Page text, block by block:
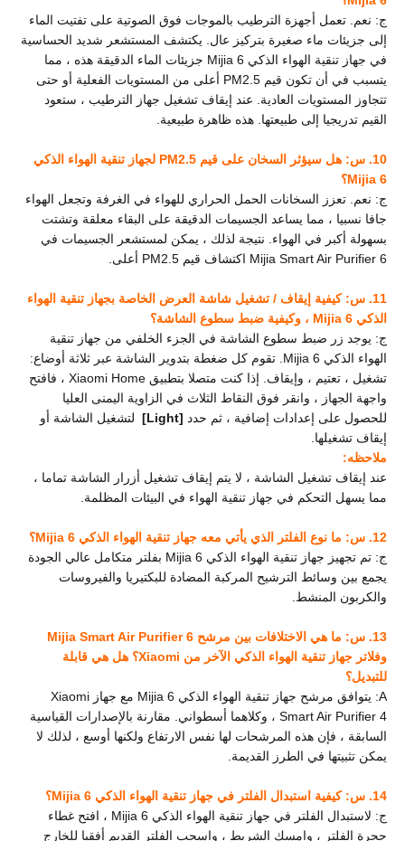
ج: نعم. تعمل أجهزة الترطيب بالموجات فوق الصوتية على تفتيت الماء
إلى جزيئات ماء صغيرة بتركيز عال. يكتشف المستشعر شديد الحساسية
في جهاز تنقية الهواء الذكي Mijia 6 جزيئات الماء الدقيقة هذه ، مما
يتسبب في أن تكون قيم PM2.5 أعلى من المستويات الفعلية أو حتى
تتجاوز المستويات العادية. عند إيقاف تشغيل جهاز الترطيب ، ستعود
القيم تدريجيا إلى طبيعتها. هذه ظاهرة طبيعية.
10. س: هل سيؤثر السخان على قيم PM2.5 لجهاز تنقية الهواء الذكي
Mijia 6؟
ج: نعم. تعزز السخانات الحمل الحراري للهواء في الغرفة وتجعل الهواء
جافا نسبيا ، مما يساعد الجسيمات الدقيقة على البقاء معلقة وتشتت
بسهولة أكبر في الهواء. نتيجة لذلك ، يمكن لمستشعر الجسيمات في
Mijia Smart Air Purifier 6 اكتشاف قيم PM2.5 أعلى.
11. س: كيفية إيقاف / تشغيل شاشة العرض الخاصة بجهاز تنقية الهواء
الذكي Mijia 6 ، وكيفية ضبط سطوع الشاشة؟
ج: يوجد زر ضبط سطوع الشاشة في الجزء الخلفي من جهاز تنقية
الهواء الذكي Mijia 6. تقوم كل ضغطة بتدوير الشاشة عبر ثلاثة أوضاع:
تشغيل ، تعتيم ، وإيقاف. إذا كنت متصلا بتطبيق Xiaomi Home ، فافتح
واجهة الجهاز ، وانقر فوق النقاط الثلاث في الزاوية اليمنى العليا
للحصول على إعدادات إضافية ، ثم حدد [
Light
] لتشغيل الشاشة أو
إيقاف تشغيلها.
ملاحظه:
عند إيقاف تشغيل الشاشة ، لا يتم إيقاف تشغيل أزرار الشاشة تماما ،
مما يسهل التحكم في جهاز تنقية الهواء في البيئات المظلمة.
12. س: ما نوع الفلتر الذي يأتي معه جهاز تنقية الهواء الذكي Mijia 6؟
ج: تم تجهيز جهاز تنقية الهواء الذكي Mijia 6 بفلتر متكامل عالي الجودة
يجمع بين وسائط الترشيح المركبة المضادة للبكتيريا والفيروسات
والكربون المنشط.
13. س: ما هي الاختلافات بين مرشح Mijia Smart Air Purifier 6
وفلاتر جهاز تنقية الهواء الذكي الآخر من Xiaomi؟ هل هي قابلة
للتبديل؟
A: يتوافق مرشح جهاز تنقية الهواء الذكي Mijia 6 مع جهاز Xiaomi
Smart Air Purifier 4 ، وكلاهما أسطواني. مقارنة بالإصدارات القياسية
السابقة ، فإن هذه المرشحات لها نفس الارتفاع ولكنها أوسع ، لذلك لا
يمكن تثبيتها في الطرز القديمة.
14. س: كيفية استبدال الفلتر في جهاز تنقية الهواء الذكي Mijia 6؟
ج: لاستبدال الفلتر في جهاز تنقية الهواء الذكي Mijia 6 ، افتح غطاء
حجرة الفلتر ، وامسك الشريط ، واسحب الفلتر القديم أفقيا للخارج